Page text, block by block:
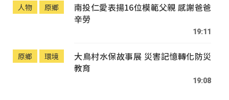
人物 原鄉
南投仁愛表揚16位模範父親 感謝爸爸
辛勞
19:11
原鄉 環境
大鳥村水保故事展 災害記憶轉化防災
教育
19:08